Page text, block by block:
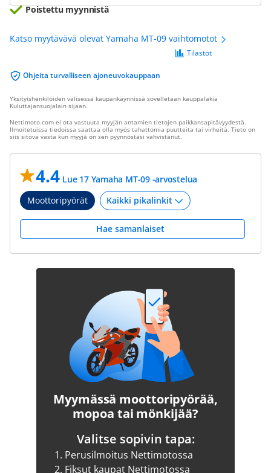
Poistettu myynnistä
Katso myytävävä olevat Yamaha MT-09 vaihtomotot
Ohjeita turvalliseen ajoneuvokauppaan
Tilastot
Yksityishenkilöiden välisessä kaupankäynnissä sovelletaan kauppalakia
Kuluttajansuojalain sijaan.
Nettimoto.com ei ota vastuuta myyjän antamien tietojen paikkansapitävyydestä.
Ilmoitetuissa tiedoissa saattaa olla myös tahattomia puutteita tai virheitä. Tieto on
siis sitova vasta kun myyjä on sen pyynnöstäsi vahvistanut.
4.4 Lue 17 Yamaha MT-09 -arvostelua
Moottoripyörät
Hae samanlaiset
Myymässä moottoripyörää,
mopoa tai mönkijää?
Valitse sopivin tapa:
1. Perusilmoitus Nettimotossa
2. Fiksut kaupat Nettimotossa